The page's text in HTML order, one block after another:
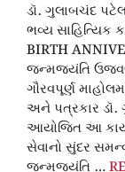
ડૉ. ગુલાબચંદ
ભવ્ય સાહિત્યિક
BIRTH
જન્મજયંતિ
ગૌરવપૂર્ણ
અને પત્રકાર ડૉ.
આયોજિત આ
સેવાનો સુંદર
જન્મજયંતિ …